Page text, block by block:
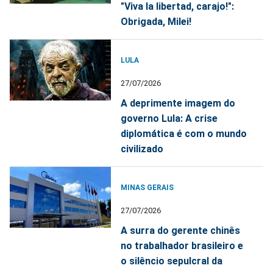
"Viva la libertad, carajo!":
Obrigada, Milei!
LULA
27/07/2026
A deprimente imagem do
governo Lula: A crise
diplomática é com o mundo
civilizado
MINAS GERAIS
27/07/2026
A surra do gerente chinês
no trabalhador brasileiro e
o silêncio sepulcral da